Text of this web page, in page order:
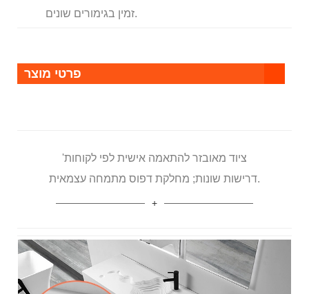
זמין בגימורים שונים.
פרטי מוצר
ציוד מאובזר להתאמה אישית לפי לקוחות'
דרישות שונות; מחלקת דפוס מתמחה עצמאית.